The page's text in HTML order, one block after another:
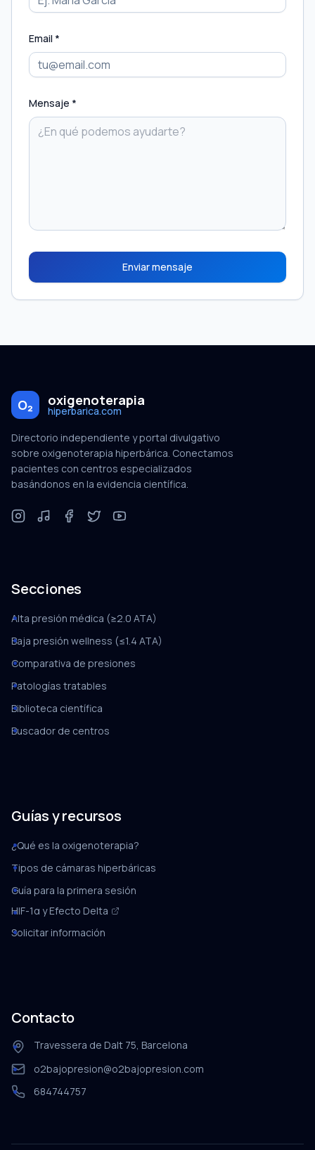
Email *
Mensaje *
Enviar mensaje
O₂ oxigenoterapia
hiperbarica.com
Directorio independiente y portal divulgativo
sobre oxigenoterapia hiperbárica. Conectamos
pacientes con centros especializados
basándonos en la evidencia científica.
Secciones
Alta presión médica (≥2.0 ATA)
Baja presión wellness (≤1.4 ATA)
Comparativa de presiones
Patologías tratables
Biblioteca científica
Buscador de centros
Guías y recursos
¿Qué es la oxigenoterapia?
Tipos de cámaras hiperbáricas
Guía para la primera sesión
HIF-1α y Efecto Delta
Solicitar información
Contacto
Travessera de Dalt 75, Barcelona
o2bajopresion@o2bajopresion.com
684744757